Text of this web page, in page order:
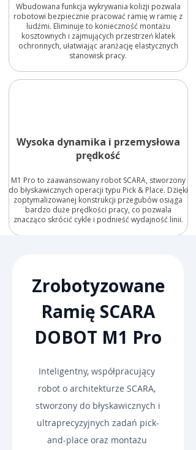
Wbudowana funkcja wykrywania kolizji pozwala
robotowi bezpiecznie pracować ramię w ramię z
ludźmi. Eliminuje to konieczność montażu
kosztownych i zajmujących przestrzeń klatek
ochronnych, ułatwiając aranżację elastycznych
stanowisk pracy.
Wysoka dynamika i przemysłowa
prędkość
M1 Pro to zaawansowany robot SCARA, stworzony
do błyskawicznych operacji typu Pick & Place. Dzięki
zoptymalizowanej konstrukcji przegubów osiąga
bardzo duże prędkości pracy, co pozwala
znacząco skrócić cykle i podnieść wydajność linii.
Zrobotyzowane
Ramię SCARA
DOBOT M1 Pro
Inteligentny, współpracujący
robot o architekturze SCARA,
stworzony do błyskawicznych i
ultraprecyzyjnych zadań pick-
and-place oraz montażu